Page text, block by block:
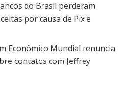
do Brasil perderam
por causa de Pix e
Econômico Mundial renuncia
contatos com Jeffrey